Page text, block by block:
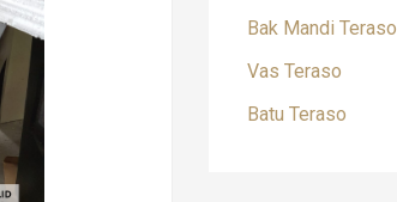
Bak Mandi Teraso
Vas Teraso
Batu Teraso